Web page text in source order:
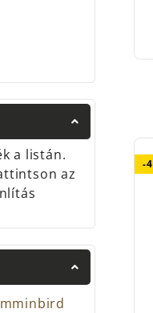
a listán.
az
-